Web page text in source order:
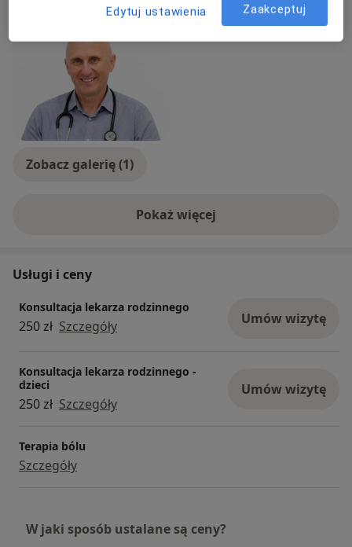
Zobacz galerię (1)
Pokaż więcejo doświadczeniu
Usługi i ceny
Konsultacja lekarza rodzinnego
250 zł Szczegóły Umów wizytę
Konsultacja lekarza rodzinnego -
dzieci
250 zł Szczegóły
Umów wizytę
Terapia bólu
Szczegóły
W jaki sposób ustalane są ceny?
Edytuj ustawienia Zaakceptuj